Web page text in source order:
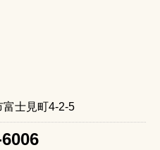
富士見町4-2-5